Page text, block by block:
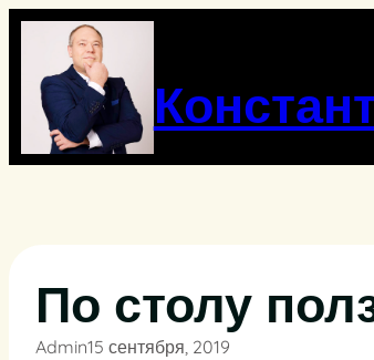
Перейти
содержимому
По столу
Admin15 сентября, 2019